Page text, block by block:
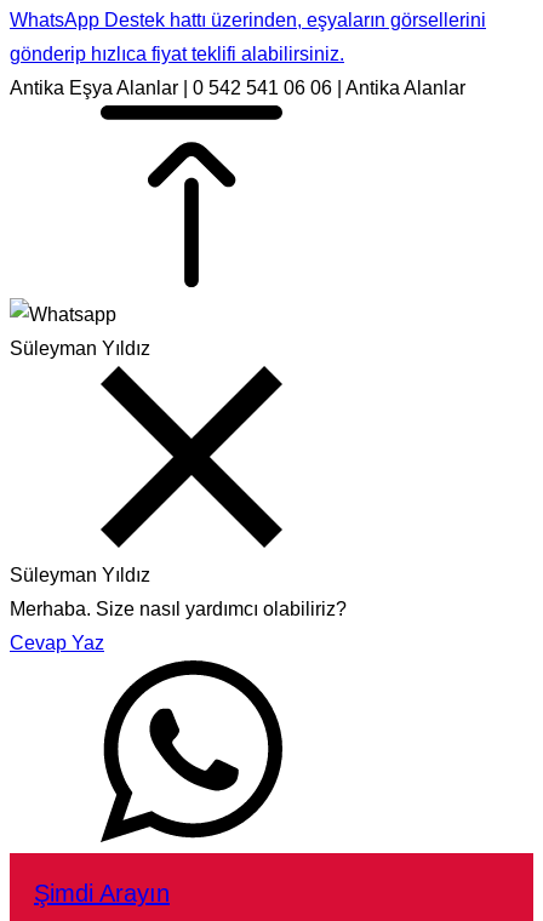
WhatsApp Destek hattı üzerinden, eşyaların görsellerini
gönderip hızlıca fiyat teklifi alabilirsiniz.
Antika Eşya Alanlar | 0 542 541 06 06 | Antika Alanlar
Süleyman Yıldız
Süleyman Yıldız
Merhaba. Size nasıl yardımcı olabiliriz?
Cevap Yaz
Şimdi Arayın